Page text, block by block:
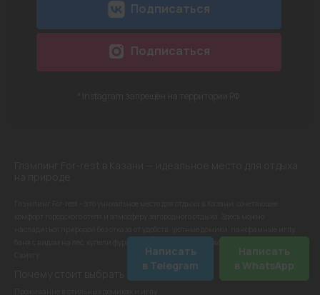
Написать
в Telegram
Написать
в WhatsApp
Подписаться
Подписаться
Почему стоит выбрать глэмпинг For-rest